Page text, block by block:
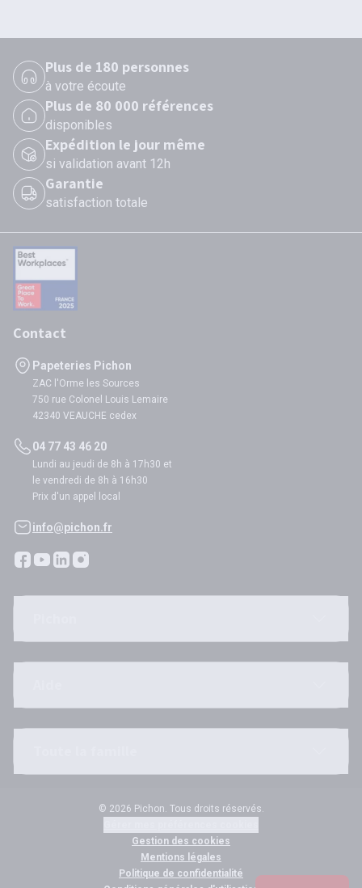
Plus de 180 personnes
à votre écoute
Plus de 80 000 références
disponibles
Expédition le jour même
si validation avant 12h
Garantie
satisfaction totale
Contact
Papeteries Pichon
ZAC l'Orme les Sources
750 rue Colonel Louis Lemaire
42340 VEAUCHE cedex
04 77 43 46 20
Lundi au jeudi de 8h à 17h30 et
le vendredi de 8h à 16h30
Prix d'un appel local
info@pichon.fr
© 2026 Pichon. Tous droits réservés.
Gestion des cookies
Mentions légales
Politique de confidentialité